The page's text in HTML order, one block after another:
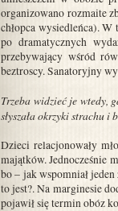
organizowano rozmaite
chłopca wysiedleńca).
po dramatycznych
przebywający wśród
beztroscy. Sanatoryjny
Trzeba widzieć je wtedy,
słyszała okrzyki strachu i
Dzieci relacjonowały
majątków. Jednocześnie
bo – jak wspomniał
to jest?. Na marginesie
pojawił się termin obóz